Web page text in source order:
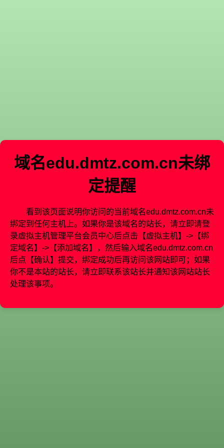
域名edu.dmtz.com.cn未绑
定提醒
看到该页面说明你访问的当前域名edu.dmtz.com.cn未
绑定到任何主机上。如果你是该域名的站长，请立即请登
录虚拟主机管理平台会员中心后点击【虚拟主机】->【绑
定域名】->【添加域名】，然后输入域名edu.dmtz.com.cn
后点【确认】提交，绑定成功后再访问该网站即可；如果
你不是本站的站长，请立即联系该站长并通知该网站站长
处理该事项。